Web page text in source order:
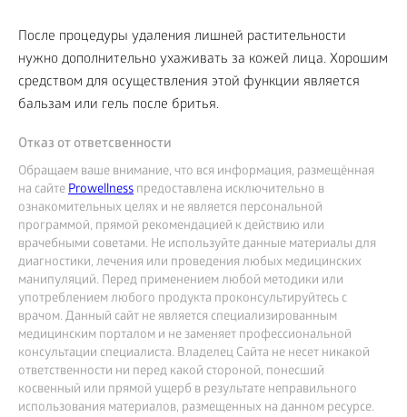
После процедуры удаления лишней растительности
нужно дополнительно ухаживать за кожей лица. Хорошим
средством для осуществления этой функции является
бальзам или гель после бритья.
Отказ от ответсвенности
Обращаем ваше внимание, что вся информация, размещённая
на сайтеProwellness предоставлена исключительно в
ознакомительных целях и не является персональной
программой, прямой рекомендацией к действию или
врачебными советами. Не используйте данные материалы для
диагностики, лечения или проведения любых медицинских
манипуляций. Перед применением любой методики или
употреблением любого продукта проконсультируйтесь с
врачом. Данный сайт не является специализированным
медицинским порталом и не заменяет профессиональной
консультации специалиста. Владелец Сайта не несет никакой
ответственности ни перед какой стороной, понесший
косвенный или прямой ущерб в результате неправильного
использования материалов, размещенных на данном ресурсе.